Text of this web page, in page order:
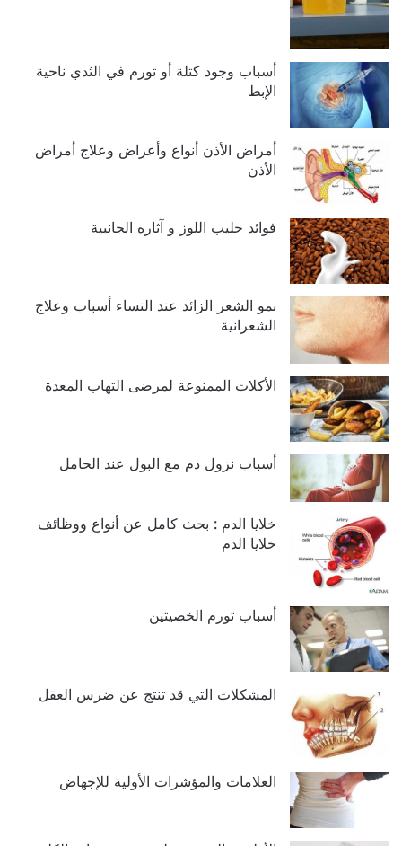
أسباب وجود كتلة أو تورم في الثدي ناحية
الإبط
أمراض الأذن أنواع وأعراض وعلاج أمراض
الأذن
فوائد حليب اللوز و آثاره الجانبية
نمو الشعر الزائد عند النساء أسباب وعلاج
الشعرانية
أسباب نزول دم مع البول عند الحامل
خلايا الدم : بحث كامل عن أنواع ووظائف
خلايا الدم
أسباب تورم الخصيتين
المشكلات التي قد تنتج عن ضرس العقل
العلامات والمؤشرات الأولية للإجهاض